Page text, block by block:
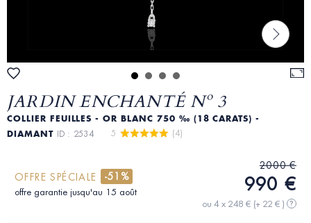
JARDIN ENCHANTÉ Nº 3
COLLIER FEUILLES - OR BLANC 750 ‰ (18 CARATS) -
DIAMANT ID : 2534 5 (4)
OFFRE SPÉCIALE -51%
offre garantie jusqu'au 15 août
2000 €
990 €
ou 4 x 248 € (+ 22 € ) ?